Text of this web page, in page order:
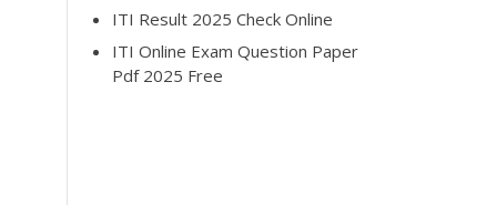
ITI Result 2025 Check Online
ITI Online Exam Question Paper
Pdf 2025 Free